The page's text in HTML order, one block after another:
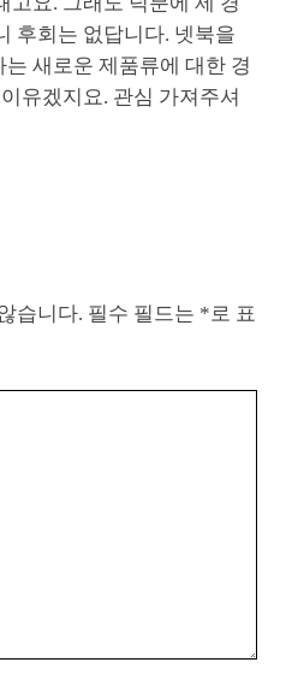
후회는 없답니다. 넷북을
새로운 제품류에 대한 경
유겠지요. 관심 가져주셔
습니다. 필수 필드는 *로 표